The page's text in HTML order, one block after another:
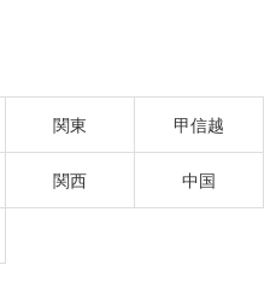
関東 甲信越
関西 中国